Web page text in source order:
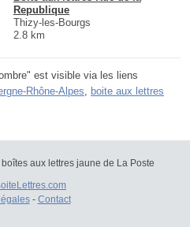
Republique
Thizy-les-Bourgs
2.8 km
est visible via les liens
Rhône-Alpes
boite aux lettres
aux lettres jaune de La Poste
- Contact